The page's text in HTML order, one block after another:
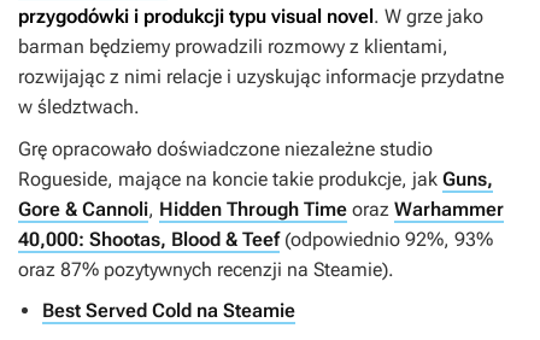
przygodówki i produkcji typu visual novel. W grze jako
barman będziemy prowadzili rozmowy z klientami,
rozwijając z nimi relacje i uzyskując informacje przydatne
w śledztwach.
Grę opracowało doświadczone niezależne studio
Rogueside, mające na koncie takie produkcje, jak Guns,
Gore & Cannoli, Hidden Through Time oraz Warhammer
40,000: Shootas, Blood & Teef(odpowiednio 92%, 93%
oraz 87% pozytywnych recenzji na Steamie).
Best Served Cold na Steamie